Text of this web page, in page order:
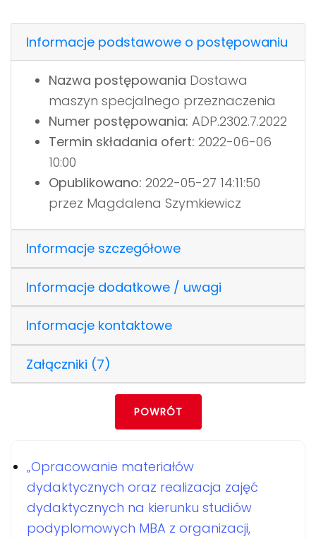
Informacje podstawowe o postępowaniu
Nazwa postępowania Dostawa
maszyn specjalnego przeznaczenia
Numer postępowania: ADP.2302.7.2022
Termin składania ofert: 2022-06-06
10:00
Opublikowano: 2022-05-27 14:11:50
przez Magdalena Szymkiewicz
Informacje szczegółowe
Informacje dodatkowe / uwagi
Informacje kontaktowe
Załączniki (7)
POWRÓT
„Opracowanie materiałów
dydaktycznych oraz realizacja zajęć
dydaktycznych na kierunku studiów
podyplomowych MBA z organizacji,